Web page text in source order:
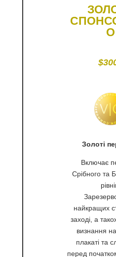
О
Золоті
Включає
Срібного та
найкращих
заході, а
визнання
плакаті та
перед